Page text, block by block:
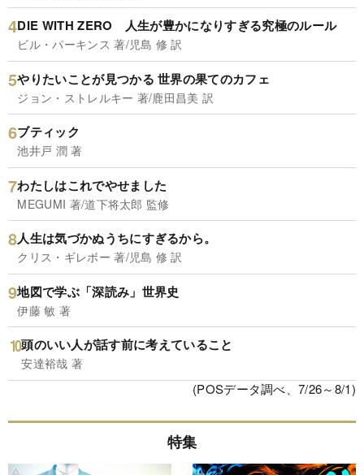
DIE WITH ZERO 人生が豊かになりすぎる究極のルール
ビル・パーキンス 著/児島 修 訳
やりたいことが見つかる 世界の果てのカフェ
ジョン・ストレルキー 著/鹿田昌美 訳
ブティック
池井戸 潤 著
わたしはこれでやせました
MEGUMI 著/道下将太郎 監修
人生は気づかぬうちにすぎるから。
クリス・ギレボー 著/児島 修 訳
地図で学ぶ「深読み」世界史
伊藤 敏 著
頭のいい人が話す前に考えていること
安達裕哉 著
(POSデータ調べ、7/26～8/1)
特集